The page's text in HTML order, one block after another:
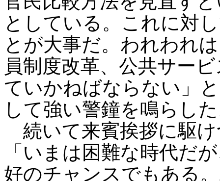
としている。これに対
とが大事だ。われわれ
員制度改革、公共サー
ていかねばならない」
して強い警鐘を鳴らし
続いて来賓挨拶に駆
「いまは困難な時代だ
好のチャンスでもある